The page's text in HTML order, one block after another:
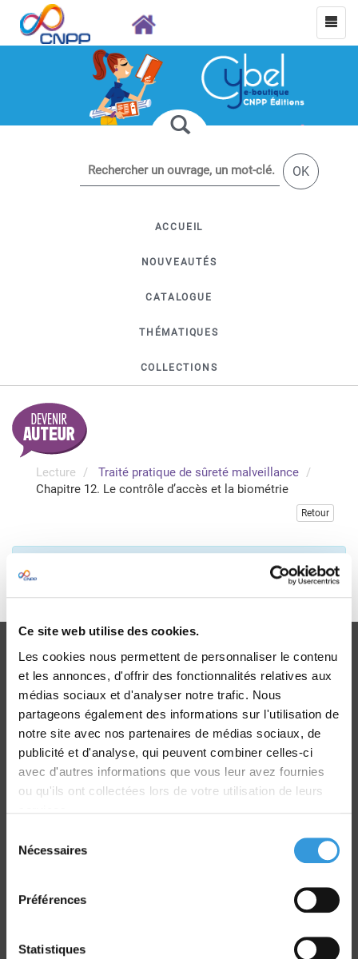
Ce site web utilise des cookies.
Les cookies nous permettent de personnaliser le contenu
et les annonces, d'offrir des fonctionnalités relatives aux
médias sociaux et d'analyser notre trafic. Nous
partageons également des informations sur l'utilisation de
notre site avec nos partenaires de médias sociaux, de
publicité et d'analyse, qui peuvent combiner celles-ci
avec d'autres informations que vous leur avez fournies
ou qu'ils ont collectées lors de votre utilisation de leurs
Nécessaires
Préférences
Statistiques
OK
ACCUEIL
NOUVEAUTÉS
CATALOGUE
THÉMATIQUES
COLLECTIONS
Lecture
Traité pratique de sûreté malveillance
Chapitre 12. Le contrôle d’accès et la biométrie
Retour
Veuillez vous connecter pour accéder à cette publication
Livraison
dans le monde entier